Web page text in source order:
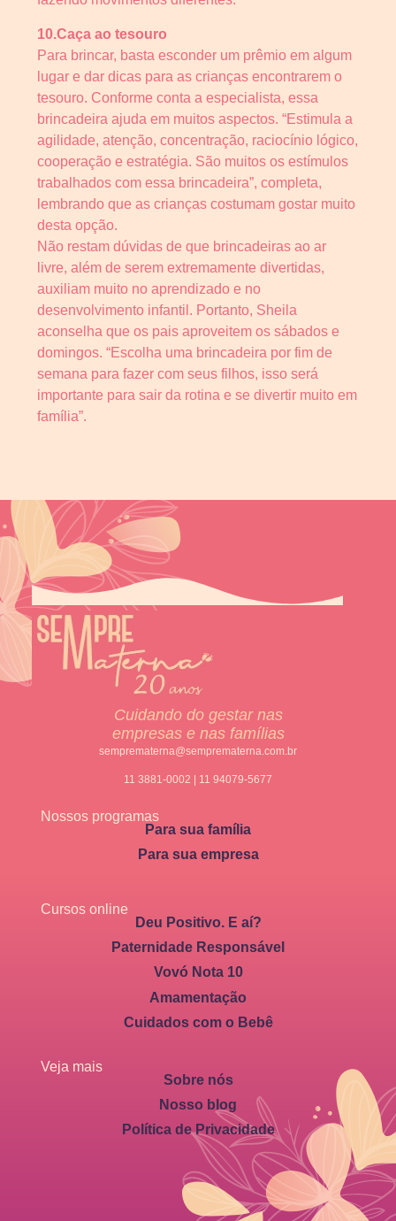
10.Caça ao tesouro
Para brincar, basta esconder um prêmio em algum
lugar e dar dicas para as crianças encontrarem o
tesouro. Conforme conta a especialista, essa
brincadeira ajuda em muitos aspectos. “Estimula a
agilidade, atenção, concentração, raciocínio lógico,
cooperação e estratégia. São muitos os estímulos
trabalhados com essa brincadeira”, completa,
lembrando que as crianças costumam gostar muito
desta opção.
Não restam dúvidas de que brincadeiras ao ar
livre, além de serem extremamente divertidas,
auxiliam muito no aprendizado e no
desenvolvimento infantil. Portanto, Sheila
aconselha que os pais aproveitem os sábados e
domingos. “Escolha uma brincadeira por fim de
semana para fazer com seus filhos, isso será
importante para sair da rotina e se divertir muito em
família”.
Cuidando do gestar nas
empresas e nas famílias
semprematerna@semprematerna.com.br
11 3881-0002 | 11 94079-5677
Nossos programas
Para sua família
Para sua empresa
Cursos online
Deu Positivo. E aí?
Paternidade Responsável
Vovó Nota 10
Amamentação
Cuidados com o Bebê
Veja mais
Sobre nós
Nosso blog
Política de Privacidade